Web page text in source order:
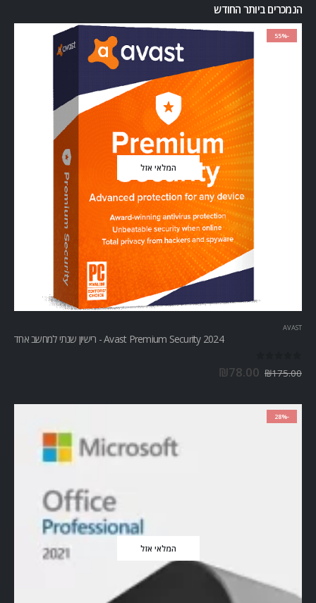
הנמכרים ביותר החודש
-55%
המלאי אזל
AVAST
Avast Premium Security 2024 - רישיון שנתי למחשב אחד
₪175.00
₪78.00
-28%
המלאי אזל